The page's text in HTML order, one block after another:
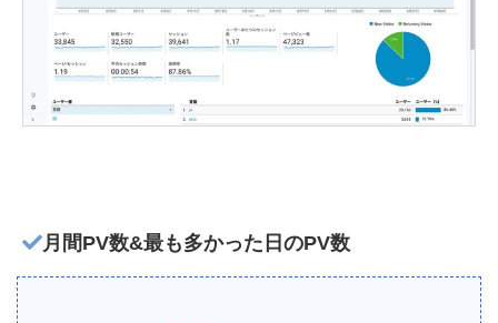
月間PV数&最も多かった日のPV数